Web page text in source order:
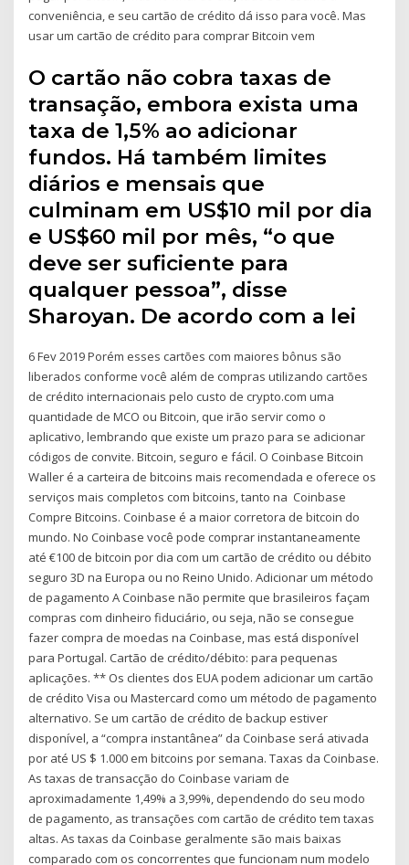
conveniência, e seu cartão de crédito dá isso para você. Mas
usar um cartão de crédito para comprar Bitcoin vem
O cartão não cobra taxas de
transação, embora exista uma
taxa de 1,5% ao adicionar
fundos. Há também limites
diários e mensais que
culminam em US$10 mil por dia
e US$60 mil por mês, “o que
deve ser suficiente para
qualquer pessoa”, disse
Sharoyan. De acordo com a lei
6 Fev 2019 Porém esses cartões com maiores bônus são
liberados conforme você além de compras utilizando cartões
de crédito internacionais pelo custo de crypto.com uma
quantidade de MCO ou Bitcoin, que irão servir como o
aplicativo, lembrando que existe um prazo para se adicionar
códigos de convite. Bitcoin, seguro e fácil. O Coinbase Bitcoin
Waller é a carteira de bitcoins mais recomendada e oferece os
serviços mais completos com bitcoins, tanto na Coinbase
Compre Bitcoins. Coinbase é a maior corretora de bitcoin do
mundo. No Coinbase você pode comprar instantaneamente
até €100 de bitcoin por dia com um cartão de crédito ou débito
seguro 3D na Europa ou no Reino Unido. Adicionar um método
de pagamento A Coinbase não permite que brasileiros façam
compras com dinheiro fiduciário, ou seja, não se consegue
fazer compra de moedas na Coinbase, mas está disponível
para Portugal. Cartão de crédito/débito: para pequenas
aplicações. ** Os clientes dos EUA podem adicionar um cartão
de crédito Visa ou Mastercard como um método de pagamento
alternativo. Se um cartão de crédito de backup estiver
disponível, a “compra instantânea” da Coinbase será ativada
por até US $ 1.000 em bitcoins por semana. Taxas da Coinbase.
As taxas de transacção do Coinbase variam de
aproximadamente 1,49% a 3,99%, dependendo do seu modo
de pagamento, as transações com cartão de crédito tem taxas
altas. As taxas da Coinbase geralmente são mais baixas
comparado com os concorrentes que funcionam num modelo